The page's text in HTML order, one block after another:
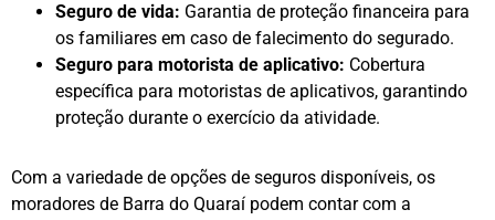
Seguro de vida: Garantia de proteção financeira para
os familiares em caso de falecimento do segurado.
Seguro para motorista de aplicativo: Cobertura
específica para motoristas de aplicativos, garantindo
proteção durante o exercício da atividade.
Com a variedade de opções de seguros disponíveis, os
moradores de Barra do Quaraí podem contar com a